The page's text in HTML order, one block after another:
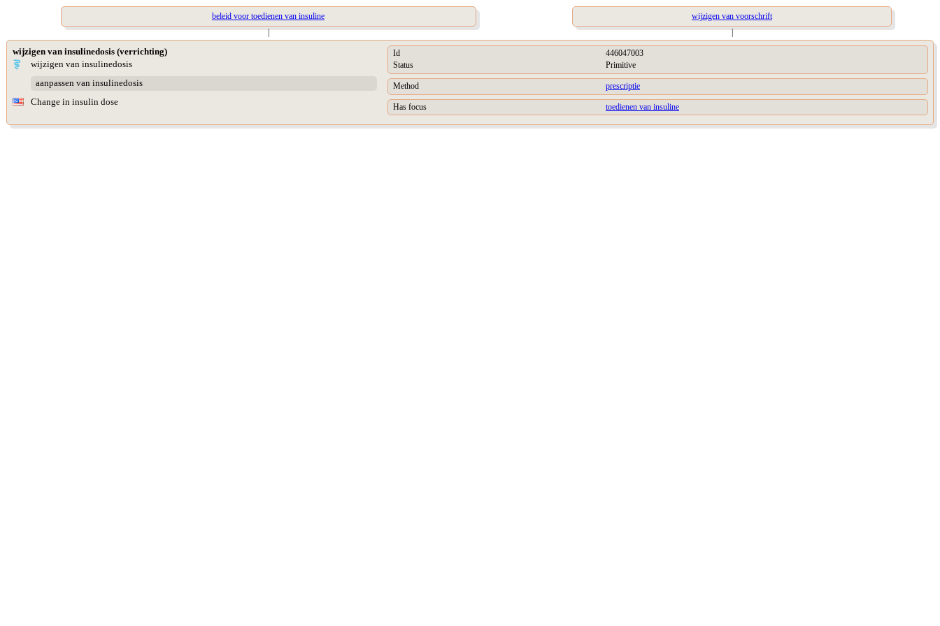
beleid voor toedienen van insuline
wijzigen van voorschrift
|
|
wijzigen van insulinedosis (verrichting)
wijzigen van insulinedosis
aanpassen van insulinedosis
Change in insulin dose
Id
446047003
Status
Primitive
Method prescriptie
Has focus toedienen van insuline